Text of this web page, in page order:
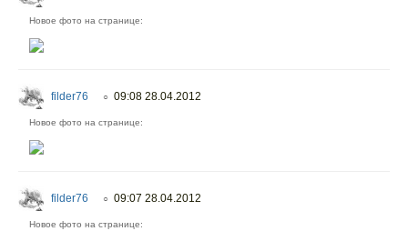
Новое фото на странице:
filder76 ○ 09:08 28.04.2012
Новое фото на странице:
filder76 ○ 09:07 28.04.2012
Новое фото на странице: